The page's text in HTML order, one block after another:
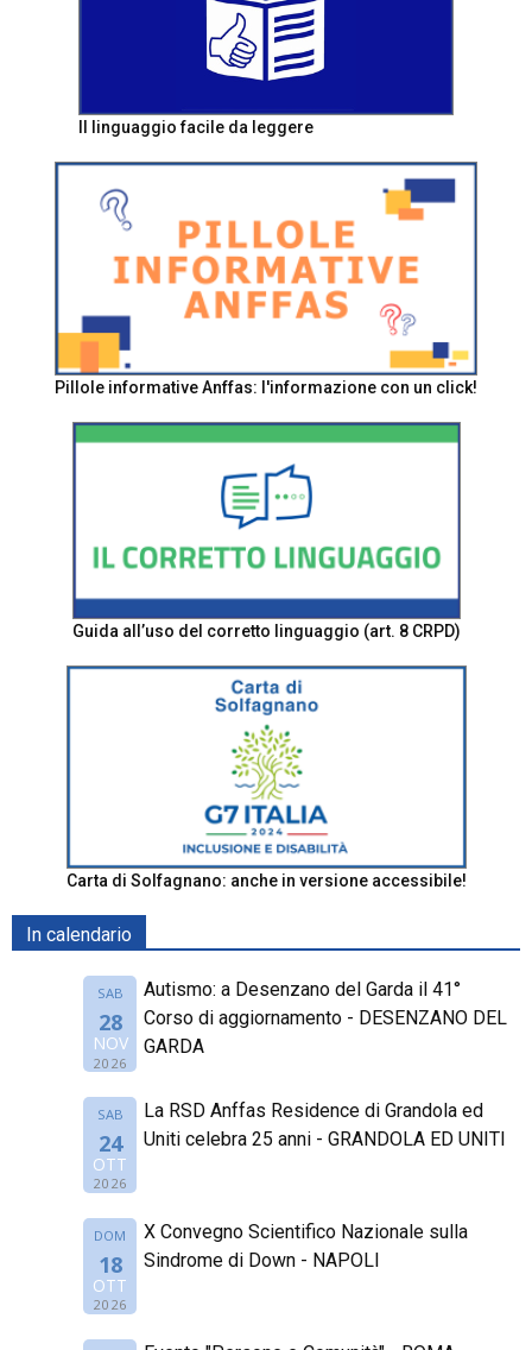
Il linguaggio facile da leggere
Pillole informative Anffas: l'informazione con un click!
Guida all’uso del corretto linguaggio (art. 8 CRPD)
Carta di Solfagnano: anche in versione accessibile!
In calendario
SAB
28
NOV
2026
Autismo: a Desenzano del Garda il 41°
Corso di aggiornamento - DESENZANO DEL
GARDA
SAB
24
OTT
2026
La RSD Anffas Residence di Grandola ed
Uniti celebra 25 anni - GRANDOLA ED UNITI
DOM
18
OTT
2026
X Convegno Scientifico Nazionale sulla
Sindrome di Down - NAPOLI